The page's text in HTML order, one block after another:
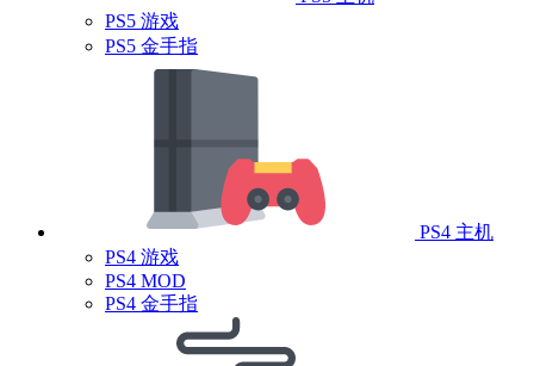
PS5 游戏
PS5 金手指
PS4 主机
PS4 游戏
PS4 MOD
PS4 金手指